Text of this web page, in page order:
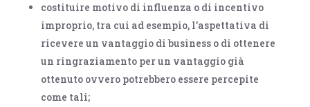
costituire motivo di influenza o di incentivo
improprio, tra cui ad esempio, l’aspettativa di
ricevere un vantaggio di business o di ottenere
un ringraziamento per un vantaggio già
ottenuto ovvero potrebbero essere percepite
come tali;